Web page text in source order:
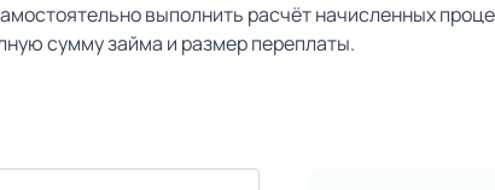
выполнить расчёт начисленных
сумму займа и размер переплаты.